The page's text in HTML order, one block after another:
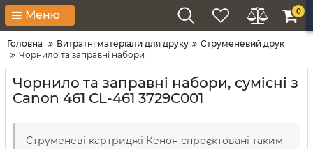
Меню 0
Головна Витратні матеріали для друку
Струменевий друк
Чорнило та заправні набори
Чорнило та заправні набори, сумісні з
Canon 461 CL-461 3729C001
Струменеві картриджі Кенон спроєктовані таким